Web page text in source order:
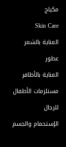
مكياج
Skin Care
العناية بالشعر
عطور
العناية بالأظافر
مستلزمات الأطفال
للرجال
الإستحمام والجسم